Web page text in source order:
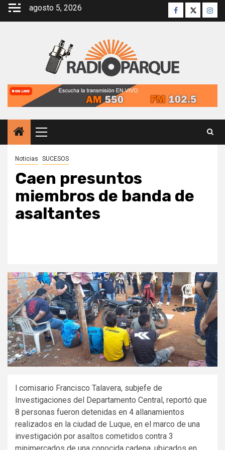
Saltar
agosto 5, 2026 Facebook
Twitter
Menú
principal
Noticias SUCESOS
Caen presuntos
miembros de banda de
asaltantes
l comisario Francisco Talavera, subjefe de
Investigaciones del Departamento Central, reportó que
8 personas fueron detenidas en 4 allanamientos
realizados en la ciudad de Luque, en el marco de una
investigación por asaltos cometidos contra 3